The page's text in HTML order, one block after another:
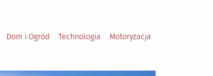
Dom i Ogród Technologia Motoryzacja